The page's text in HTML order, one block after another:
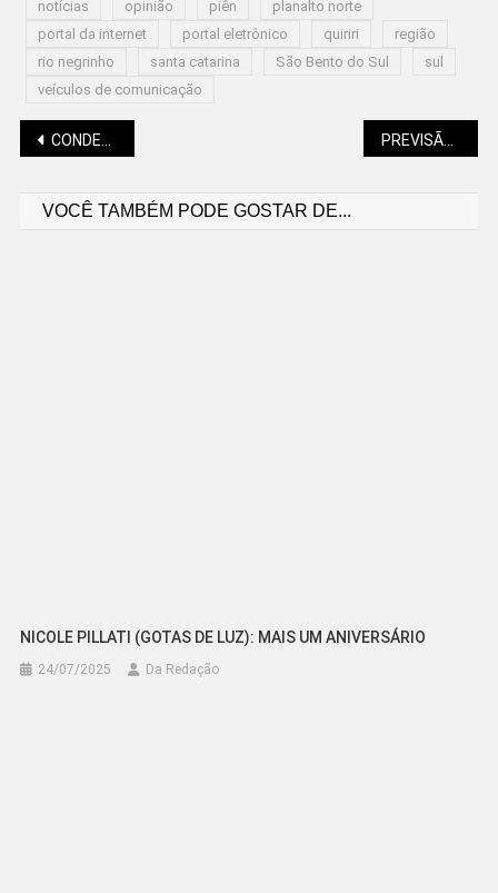
notícias opinião piên
planalto norte
portal da internet
portal eletrônico quiriri
região
rio negrinho
santa catarina São Bento do Sul
sul
veículos de comunicação
Navegação
CONDENADO POR SEQUESTRAR A PRÓPRIA COMPANHEIRA PREVISÃO É DE TEMPO BOM NOS PRÓXIMOS DIAS
VOCÊ TAMBÉM PODE GOSTAR DE...
NICOLE PILLATI (GOTAS DE LUZ): MAIS UM ANIVERSÁRIO
24/07/2025 Da Redação